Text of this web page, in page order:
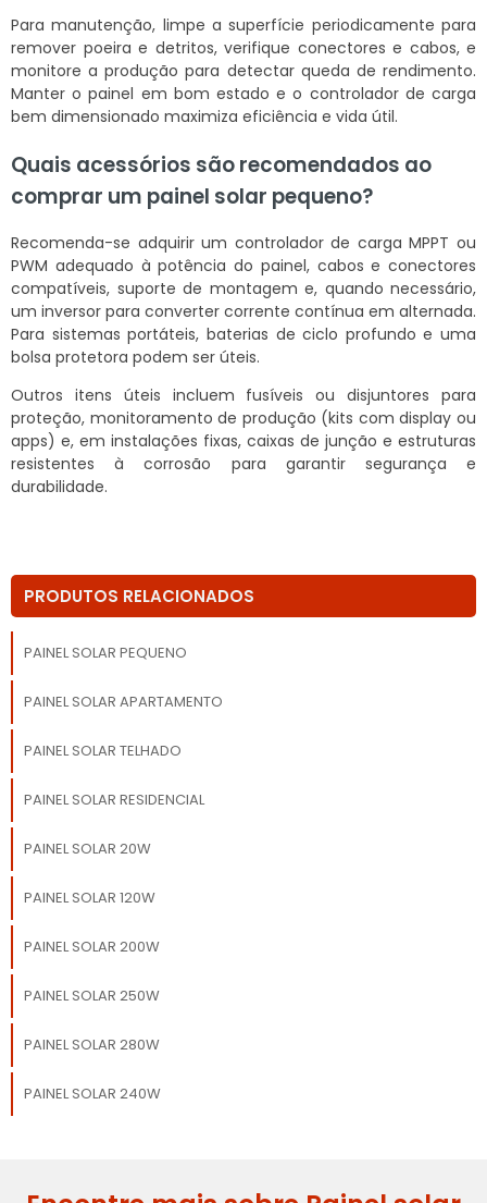
Para manutenção, limpe a superfície periodicamente para
remover poeira e detritos, verifique conectores e cabos, e
monitore a produção para detectar queda de rendimento.
Manter o painel em bom estado e o controlador de carga
bem dimensionado maximiza eficiência e vida útil.
Quais acessórios são recomendados ao
comprar um painel solar pequeno?
Recomenda-se adquirir um controlador de carga MPPT ou
PWM adequado à potência do painel, cabos e conectores
compatíveis, suporte de montagem e, quando necessário,
um inversor para converter corrente contínua em alternada.
Para sistemas portáteis, baterias de ciclo profundo e uma
bolsa protetora podem ser úteis.
Outros itens úteis incluem fusíveis ou disjuntores para
proteção, monitoramento de produção (kits com display ou
apps) e, em instalações fixas, caixas de junção e estruturas
resistentes à corrosão para garantir segurança e
durabilidade.
PRODUTOS RELACIONADOS
PAINEL SOLAR PEQUENO
PAINEL SOLAR APARTAMENTO
PAINEL SOLAR TELHADO
PAINEL SOLAR RESIDENCIAL
PAINEL SOLAR 20W
PAINEL SOLAR 120W
PAINEL SOLAR 200W
PAINEL SOLAR 250W
PAINEL SOLAR 280W
PAINEL SOLAR 240W